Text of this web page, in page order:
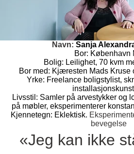
Navn: Sanja
Bor: København
Bolig: Leilighet, 70 kvm
Bor med: Kjæresten Mads Kruse
Yrke: Freelance boligstylist,
Livsstil: Samler på arvestykker og
på møbler, eksperimenterer
Kjennetegn: Eklektisk.
bevegelse
«Jeg kan ikke